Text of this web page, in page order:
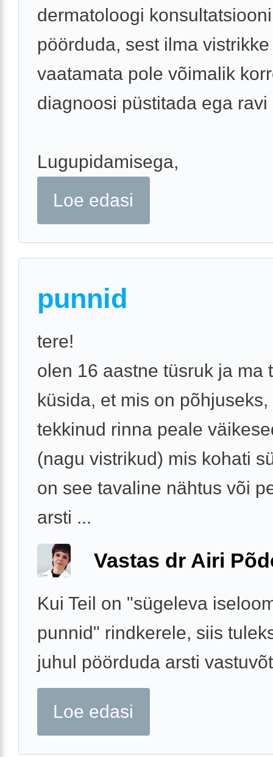
dermatoloogi
pöörduda, sest ilma
vaatamata pole võimalik
diagnoosi püstitada ega ravi
Lugupidamisega,
Loe edasi
punnid
tere!
olen 16 aastne tüsruk ja ma
küsida, et mis on
tekkinud rinna peale
(nagu vistrikud) mis kohati
on see tavaline nähtus või
arsti ...
Vastas dr Airi
Kui Teil on "sügeleva
punnid" rindkerele, siis
juhul pöörduda arsti
Loe edasi